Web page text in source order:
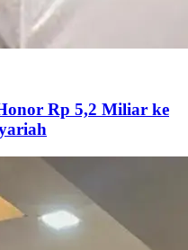
Rp 5,2 Miliar ke